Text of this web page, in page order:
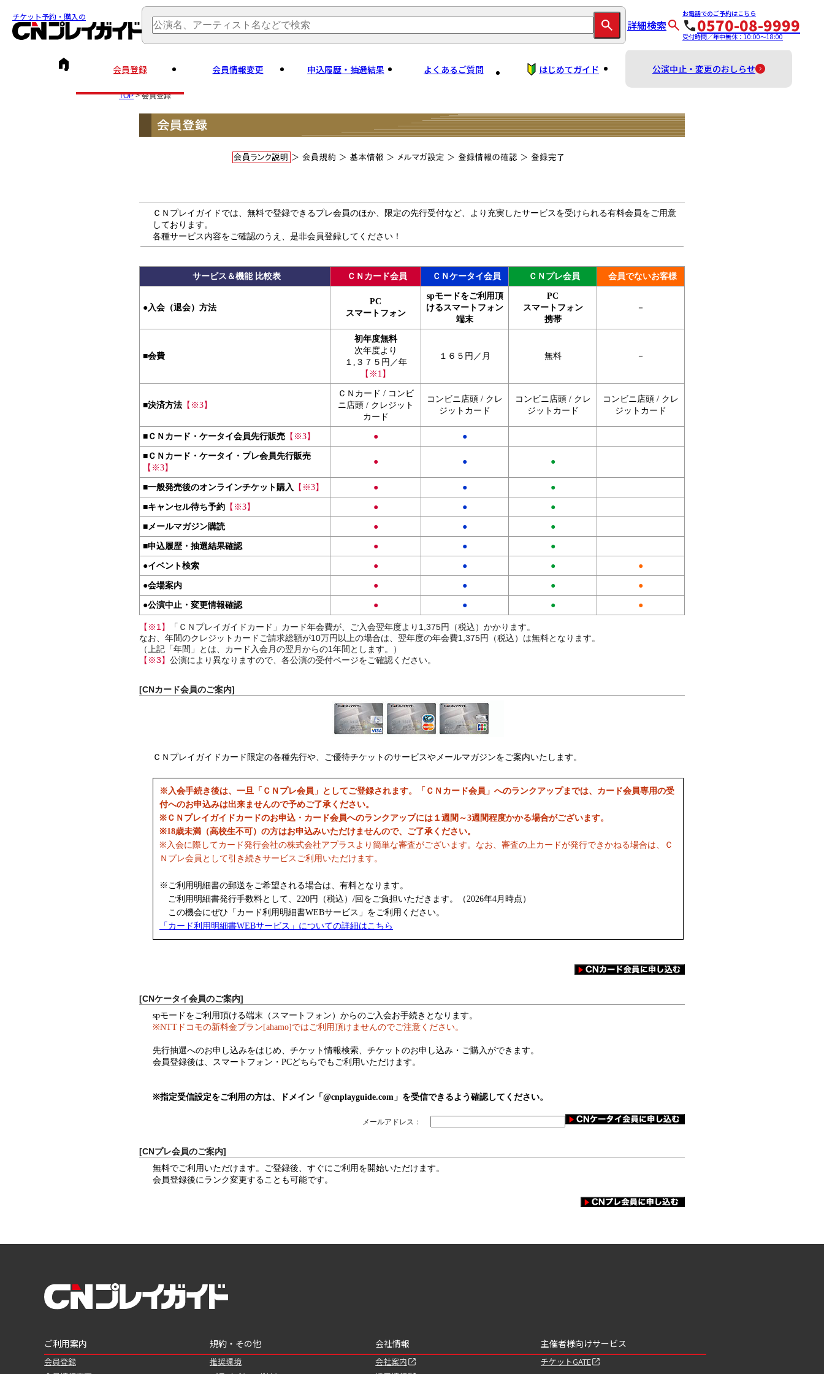
チケット予約・購入の
詳細検索
お電話でのご予約はこちら
0570-08-9999
受付時間／年中無休：10:00～18:00
会員登録 会員情報変更 申込履歴・抽選結果 よくあるご質問 はじめてガイド 公演中止・変更のおしらせ
TOP> 会員登録
ＣＮプレイガイドでは、無料で登録できるプレ会員のほか、限定の先行受付など、より充実したサービスを受けられる有料会員をご用意
しております。
各種サービス内容をご確認のうえ、是非会員登録してください！
サービス＆機能 比較表 ＣＮカード会員 ＣＮケータイ会員 ＣＮプレ会員 会員でないお客様
●入会（退会）方法
PC
スマートフォン
spモードをご利用頂
けるスマートフォン
端末
PC
スマートフォン
携帯
－
■会費
初年度無料
次年度より
１,３７５円／年
【※1】
１６５円／月 無料 －
■決済方法 【※3】
ＣＮカード / コンビ
ニ店頭 / クレジット
カード
コンビニ店頭 / クレ
ジットカード
コンビニ店頭 / クレ
ジットカード
コンビニ店頭 / クレ
ジットカード
■ ＣＮカード・ケータイ会員先行販売 【※3】 ● ●
■ ＣＮカード・ケータイ・プレ会員先行販売
【※3】
● ● ●
■一般発売後のオンラインチケット購入 【※3】 ● ● ●
■キャンセル待ち予約 【※3】 ● ● ●
■メールマガジン購読 ● ● ●
■申込履歴・抽選結果確認 ● ● ●
●イベント検索 ● ● ● ●
●会場案内 ● ● ● ●
●公演中止・変更情報確認 ● ● ● ●
【※1】
「ＣＮプレイガイドカード」カード年会費が、ご入会翌年度より1,375円（税込）かかります。
なお、年間のクレジットカードご請求総額が10万円以上の場合は、翌年度の年会費1,375円（税込）は無料となります。
（上記「年間」とは、カード入会月の翌月からの1年間とします。）
【※3】 公演により異なりますので、各公演の受付ページをご確認ください。
[CNカード会員のご案内]
ＣＮプレイガイドカード限定の各種先行や、ご優待チケットのサービスやメールマガジンをご案内いたします。
※入会手続き後は、一旦「ＣＮプレ会員」としてご登録されます。「ＣＮカード会員」へのランクアップまでは、カード会員専用の受
付へのお申込みは出来ませんので予めご了承ください。
※ＣＮプレイガイドカードのお申込・カード会員へのランクアップには１週間～3週間程度かかる場合がございます。
※18歳未満（高校生不可）の方はお申込みいただけませんので、ご了承ください。
※入会に際してカード発行会社の株式会社アプラスより簡単な審査がございます。なお、審査の上カードが発行できかねる場合は、Ｃ
Ｎプレ会員として引き続きサービスご利用いただけます。
※ご利用明細書の郵送をご希望される場合は、有料となります。
ご利用明細書発行手数料として、220円（税込）/回をご負担いただきます。（2026年4月時点）
この機会にぜひ「カード利用明細書WEBサービス」をご利用ください。
「カード利用明細書WEBサービス」についての詳細はこちら
[CNケータイ会員のご案内]
spモードをご利用頂ける端末（スマートフォン）からのご入会お手続きとなります。
※NTTドコモの新料金プラン[ahamo]ではご利用頂けませんのでご注意ください。
先行抽選へのお申し込みをはじめ、チケット情報検索、チケットのお申し込み・ご購入ができます。
会員登録後は、スマートフォン・PCどちらでもご利用いただけます。
※指定受信設定をご利用の方は、ドメイン「@cnplayguide.com」を受信できるよう確認してください。
メールアドレス：
[CNプレ会員のご案内]
無料でご利用いただけます。ご登録後、すぐにご利用を開始いただけます。
会員登録後にランク変更することも可能です。
ご利用案内
会員登録
規約・その他
推奨環境
会社情報
会社案内
主催者様向けサービス
チケットGATE